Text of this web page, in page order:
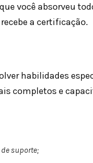
você absorveu
a certificação.
habilidades
completos e
suporte;